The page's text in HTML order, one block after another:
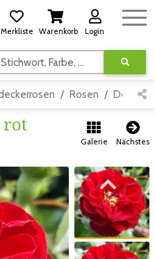
Merkliste Warenkorb Login
Suchen nach Kategorie, Name, Stichwort, Farbe, usw.
Rosen Detail
rot
Galerie Nächstes
Zum vorigen Bild